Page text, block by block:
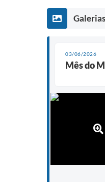
03/06/2026
Mês do